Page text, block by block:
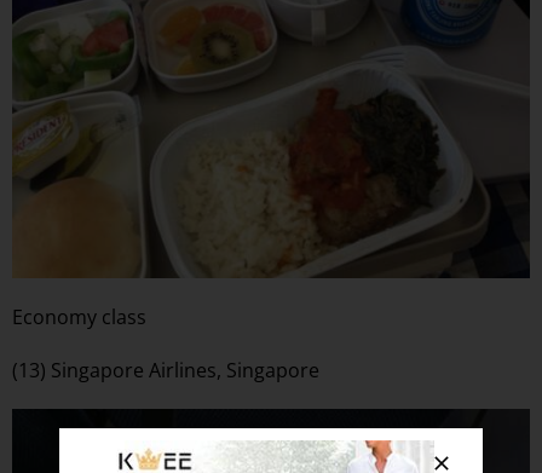
Economy class
(13) Singapore Airlines, Singapore